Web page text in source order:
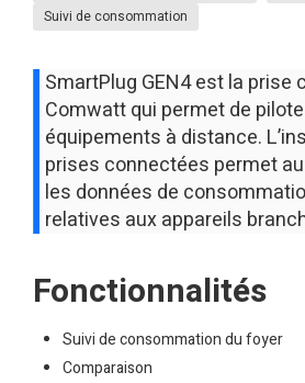
Suivi de consommation
SmartPlug GEN4 est la prise
Comwatt qui permet de
équipements à distance.
prises connectées permet
les données de
relatives aux appareils
Fonctionnalités
Suivi de consommation du foyer
Comparaison